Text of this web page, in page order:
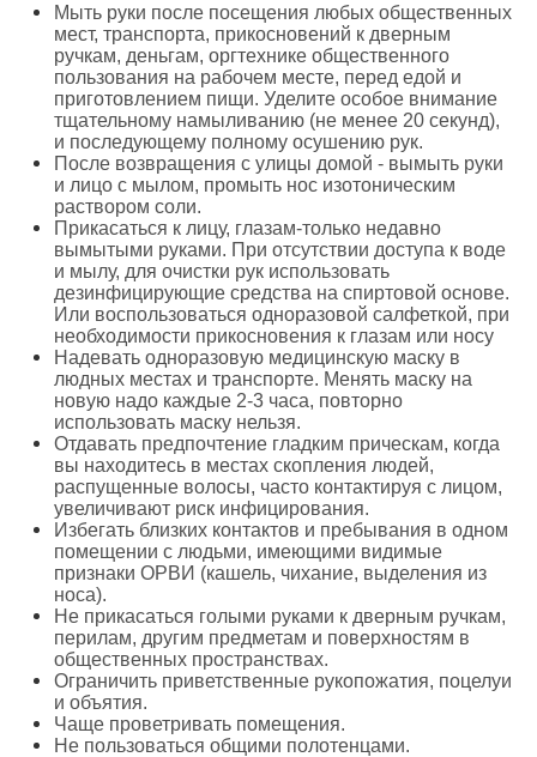
Мыть руки после посещения любых общественных
мест, транспорта, прикосновений к дверным
ручкам, деньгам, оргтехнике общественного
пользования на рабочем месте, перед едой и
приготовлением пищи. Уделите особое внимание
тщательному намыливанию (не менее 20 секунд),
и последующему полному осушению рук.
После возвращения с улицы домой - вымыть руки
и лицо с мылом, промыть нос изотоническим
раствором соли.
Прикасаться к лицу, глазам-только недавно
вымытыми руками. При отсутствии доступа к воде
и мылу, для очистки рук использовать
дезинфицирующие средства на спиртовой основе.
Или воспользоваться одноразовой салфеткой, при
необходимости прикосновения к глазам или носу
Надевать одноразовую медицинскую маску в
людных местах и транспорте. Менять маску на
новую надо каждые 2-3 часа, повторно
использовать маску нельзя.
Отдавать предпочтение гладким прическам, когда
вы находитесь в местах скопления людей,
распущенные волосы, часто контактируя с лицом,
увеличивают риск инфицирования.
Избегать близких контактов и пребывания в одном
помещении с людьми, имеющими видимые
признаки ОРВИ (кашель, чихание, выделения из
носа).
Не прикасаться голыми руками к дверным ручкам,
перилам, другим предметам и поверхностям в
общественных пространствах.
Ограничить приветственные рукопожатия, поцелуи
и объятия.
Чаще проветривать помещения.
Не пользоваться общими полотенцами.